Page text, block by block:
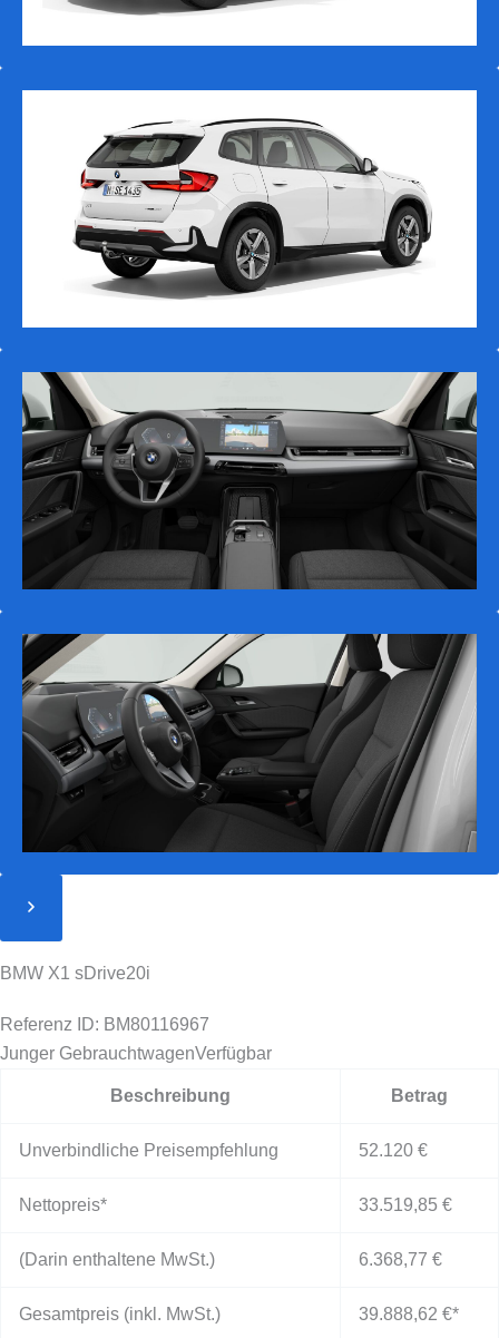
BMW X1 sDrive20i
Referenz ID: BM80116967
Junger GebrauchtwagenVerfügbar
Beschreibung Betrag
Unverbindliche Preisempfehlung 52.120 €
Nettopreis* 33.519,85 €
(Darin enthaltene MwSt.) 6.368,77 €
Gesamtpreis (inkl. MwSt.) 39.888,62 €*